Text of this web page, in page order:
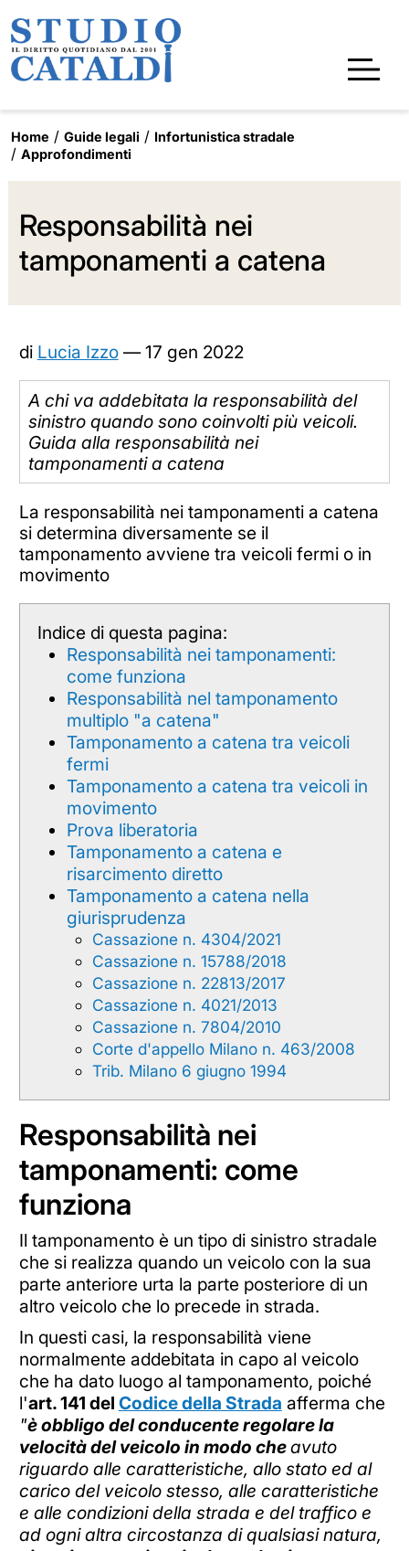
Home Guide legali
Infortunistica stradale
Approfondimenti
Responsabilità nei
tamponamenti a catena
di Lucia Izzo—17 gen 2022
A chi va addebitata la responsabilità del
sinistro quando sono coinvolti più veicoli.
Guida alla responsabilità nei
tamponamenti a catena
La responsabilità nei tamponamenti a catena
si determina diversamente se il
tamponamento avviene tra veicoli fermi o in
movimento
Indice di questa pagina:
Responsabilità nei tamponamenti:
come funziona
Responsabilità nel tamponamento
multiplo "a catena"
Tamponamento a catena tra veicoli
fermi
Tamponamento a catena tra veicoli in
movimento
Prova liberatoria
Tamponamento a catena e
risarcimento diretto
Tamponamento a catena nella
giurisprudenza
Cassazione n. 4304/2021
Cassazione n. 15788/2018
Cassazione n. 22813/2017
Cassazione n. 4021/2013
Cassazione n. 7804/2010
Corte d'appello Milano n. 463/2008
Trib. Milano 6 giugno 1994
Responsabilità nei
tamponamenti: come
funziona
Il tamponamento è un tipo di sinistro stradale
che si realizza quando un veicolo con la sua
parte anteriore urta la parte posteriore di un
altro veicolo che lo precede in strada.
In questi casi, la responsabilità viene
normalmente addebitata in capo al veicolo
che ha dato luogo al tamponamento, poiché
l'art. 141 del Codice della Strada afferma che
"è obbligo del conducente regolare la
velocità del veicolo in modo cheavuto
riguardo alle caratteristiche, allo stato ed al
carico del veicolo stesso, alle caratteristiche
e alle condizioni della strada e del traffico e
ad ogni altra circostanza di qualsiasi natura,